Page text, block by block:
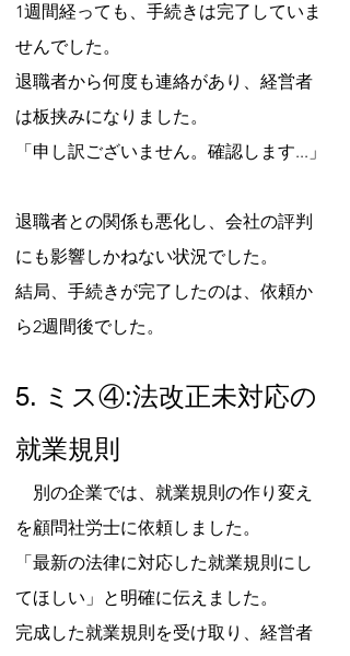
1週間経っても、手続きは完了していま
せんでした。
退職者から何度も連絡があり、経営者
は板挟みになりました。
「申し訳ございません。確認します...」
退職者との関係も悪化し、会社の評判
にも影響しかねない状況でした。
結局、手続きが完了したのは、依頼か
ら2週間後でした。
5. ミス④:法改正未対応の
就業規則
別の企業では、就業規則の作り変え
を顧問社労士に依頼しました。
「最新の法律に対応した就業規則にし
てほしい」と明確に伝えました。
完成した就業規則を受け取り、経営者